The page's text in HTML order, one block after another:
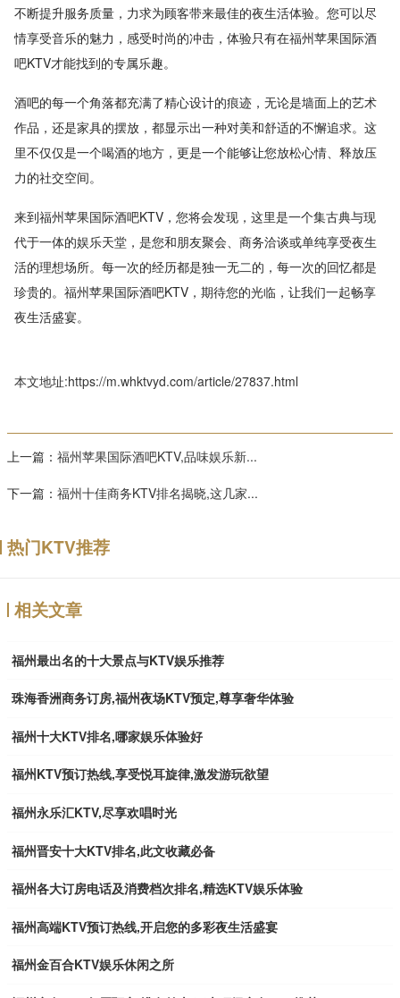
不断提升服务质量，力求为顾客带来最佳的夜生活体验。您可以尽
情享受音乐的魅力，感受时尚的冲击，体验只有在福州苹果国际酒
吧KTV才能找到的专属乐趣。
酒吧的每一个角落都充满了精心设计的痕迹，无论是墙面上的艺术
作品，还是家具的摆放，都显示出一种对美和舒适的不懈追求。这
里不仅仅是一个喝酒的地方，更是一个能够让您放松心情、释放压
力的社交空间。
来到福州苹果国际酒吧KTV，您将会发现，这里是一个集古典与现
代于一体的娱乐天堂，是您和朋友聚会、商务洽谈或单纯享受夜生
活的理想场所。每一次的经历都是独一无二的，每一次的回忆都是
珍贵的。福州苹果国际酒吧KTV，期待您的光临，让我们一起畅享
夜生活盛宴。
本文地址:https://m.whktvyd.com/article/27837.html
上一篇： 福州苹果国际酒吧KTV,品味娱乐新...
下一篇： 福州十佳商务KTV排名揭晓,这几家...
热门KTV推荐
相关文章
福州最出名的十大景点与KTV娱乐推荐
珠海香洲商务订房,福州夜场KTV预定,尊享奢华体验
福州十大KTV排名,哪家娱乐体验好
福州KTV预订热线,享受悦耳旋律,激发游玩欲望
福州永乐汇KTV,尽享欢唱时光
福州晋安十大KTV排名,此文收藏必备
福州各大订房电话及消费档次排名,精选KTV娱乐体验
福州高端KTV预订热线,开启您的多彩夜生活盛宴
福州金百合KTV娱乐休闲之所